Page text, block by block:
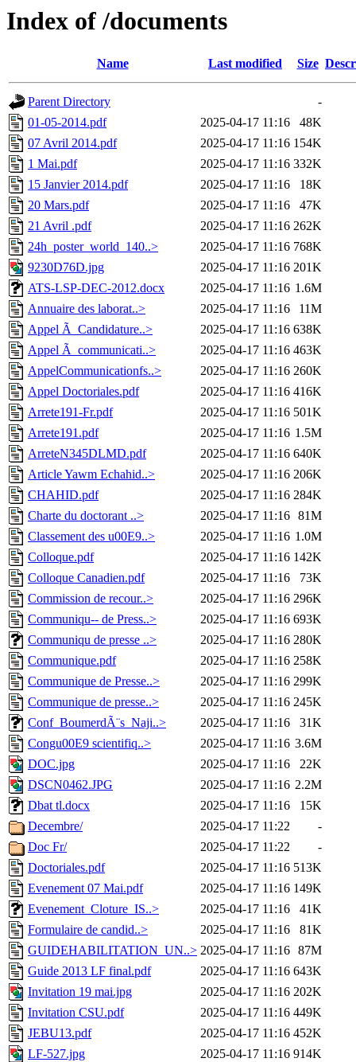
Index of /documents
Name Last modified Size
Parent Directory
-
01-05-2014.pdf
2025-04-17 11:16
48K
07 Avril 2014.pdf
2025-04-17 11:16 154K
1 Mai.pdf
2025-04-17 11:16 332K
15 Janvier 2014.pdf
2025-04-17 11:16
18K
20 Mars.pdf
2025-04-17 11:16
47K
21 Avril .pdf
2025-04-17 11:16 262K
24h_poster_world_140..>
2025-04-17 11:16 768K
9230D76D.jpg
2025-04-17 11:16 201K
ATS-LSP-DEC-2012.docx
2025-04-17 11:16 1.6M
Annuaire des laborat..>
2025-04-17 11:16
11M
Appel Ã Candidature..>
2025-04-17 11:16 638K
Appel Ã communicati..>
2025-04-17 11:16 463K
AppelCommunicationfs..>
2025-04-17 11:16 260K
Appel Doctoriales.pdf
2025-04-17 11:16 416K
Arrete191-Fr.pdf
2025-04-17 11:16 501K
Arrete191.pdf
2025-04-17 11:16 1.5M
ArreteN345DLMD.pdf
2025-04-17 11:16 640K
Article Yawm Echahid..>
2025-04-17 11:16 206K
CHAHID.pdf
2025-04-17 11:16 284K
Charte du doctorant ..>
2025-04-17 11:16 81M
Classement des u00E9..>
2025-04-17 11:16 1.0M
Colloque.pdf
2025-04-17 11:16 142K
Colloque Canadien.pdf
2025-04-17 11:16
73K
Commission de recour..>
2025-04-17 11:16 296K
Communiqu-- de Press..>
2025-04-17 11:16 693K
Communiqu de presse ..>
2025-04-17 11:16 280K
Communique.pdf
2025-04-17 11:16 258K
Communique de Presse..>
2025-04-17 11:16 299K
Communique de presse..>
2025-04-17 11:16 245K
Conf_BoumerdÃ¨s_Naji..>
2025-04-17 11:16
31K
Congu00E9 scientifiq..>
2025-04-17 11:16 3.6M
DOC.jpg
2025-04-17 11:16
22K
DSCN0462.JPG
2025-04-17 11:16 2.2M
Dbat tl.docx
2025-04-17 11:16
15K
Decembre/
2025-04-17 11:22
-
Doc Fr/
2025-04-17 11:22
-
Doctoriales.pdf
2025-04-17 11:16 513K
Evenement 07 Mai.pdf
2025-04-17 11:16 149K
Evenement_Cloture_IS..>
2025-04-17 11:16
41K
Formulaire de candid..>
2025-04-17 11:16
81K
GUIDEHABILITATION_UN..> 2025-04-17 11:16 87M
Guide 2013 LF final.pdf
2025-04-17 11:16 643K
Invitation 19 mai.jpg
2025-04-17 11:16 202K
Invitation CSU.pdf
2025-04-17 11:16 449K
JEBU13.pdf
2025-04-17 11:16 452K
LF-527.jpg
2025-04-17 11:16 914K